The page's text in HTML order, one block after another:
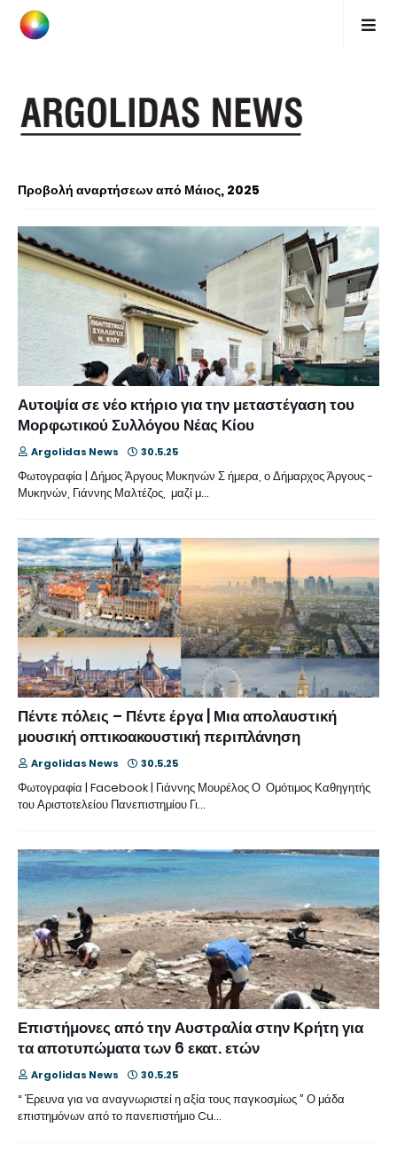
Προβολή αναρτήσεων από Μάιος, 2025
Αυτοψία σε νέο κτήριο για την μεταστέγαση του
Μορφωτικού Συλλόγου Νέας Κίου
Argolidas News 30.5.25
Φωτογραφία | Δήμος Άργους Μυκηνών Σ ήμερα, ο Δήμαρχος Άργους -
Μυκηνών, Γιάννης Μαλτέζος, μαζί μ…
Πέντε πόλεις – Πέντε έργα | Μια απολαυστική
μουσική οπτικοακουστική περιπλάνηση
Argolidas News 30.5.25
Φωτογραφία | Facebook | Γιάννης Μουρέλος Ο Ομότιμος Καθηγητής
του Αριστοτελείου Πανεπιστημίου Γι…
Επιστήμονες από την Αυστραλία στην Κρήτη για
τα αποτυπώματα των 6 εκατ. ετών
Argolidas News 30.5.25
“ Έρευνα για να αναγνωριστεί η αξία τους παγκοσμίως ” Ο μάδα
επιστημόνων από το πανεπιστήμιο Cu…